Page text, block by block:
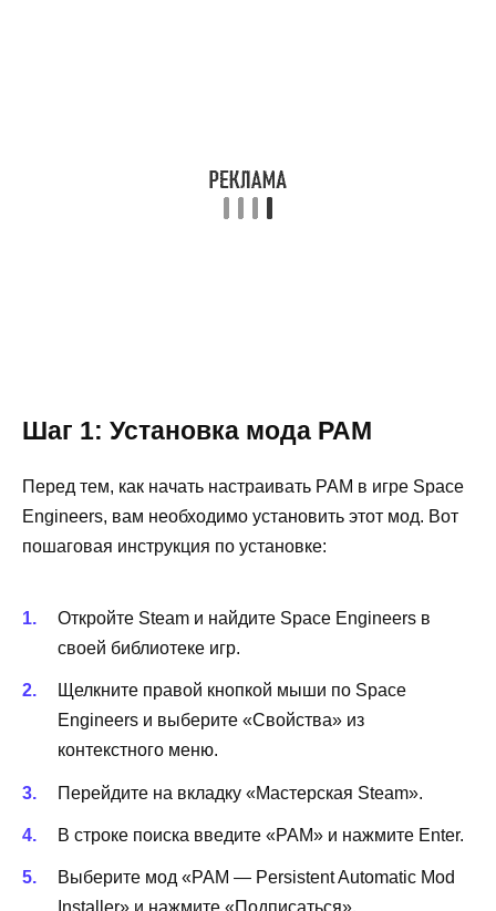
Шаг 1: Установка мода PAM
Перед тем, как начать настраивать PAM в игре Space
Engineers, вам необходимо установить этот мод. Вот
пошаговая инструкция по установке:
Откройте Steam и найдите Space Engineers в
своей библиотеке игр.
Щелкните правой кнопкой мыши по Space
Engineers и выберите «Свойства» из
контекстного меню.
Перейдите на вкладку «Мастерская Steam».
В строке поиска введите «PAM» и нажмите Enter.
Выберите мод «PAM — Persistent Automatic Mod
Installer» и нажмите «Подписаться».